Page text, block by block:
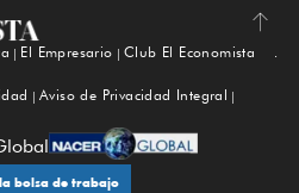
Subir
El Empresario
Club El Economista
Aviso de Privacidad Integral
bolsa de trabajo